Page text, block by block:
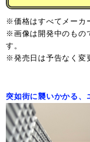
※価格はすべてメーカ
※画像は開発中のもの
す。
※発売日は予告なく変
突如街に襲いかかる、